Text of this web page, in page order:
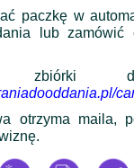
paczkę w
lub zamówić
otrzyma maila,